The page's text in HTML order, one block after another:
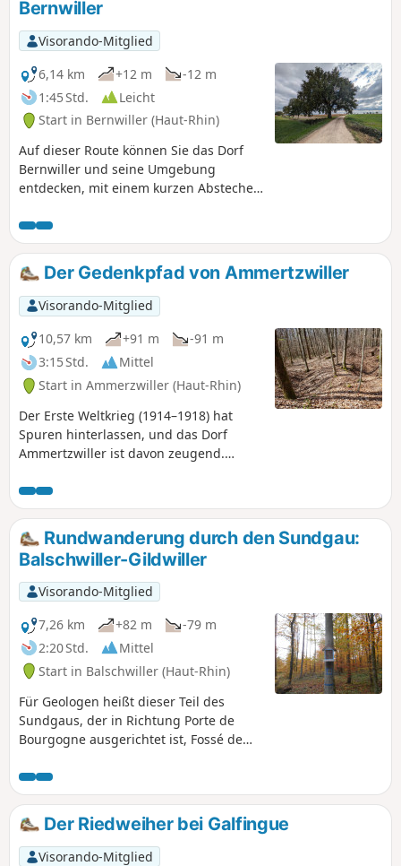
Bernwiller
Visorando-Mitglied
6,14 km
+12 m
-12 m
1:45 Std.
Leicht
Start in Bernwiller (Haut-Rhin)
Auf dieser Route können Sie das Dorf
Bernwiller und seine Umgebung
entdecken, mit einem kurzen Abstecher
kleinen Kapelle Notre-Dame de
l'Unterholz zu verweilen und sie zu
bewundern.
Der Gedenkpfad von Ammertzwiller
Visorando-Mitglied
10,57 km
+91 m
-91 m
3:15 Std.
Mittel
Start in Ammerzwiller (Haut-Rhin)
Der Erste Weltkrieg (1914–1918) hat
Spuren hinterlassen, und das Dorf
Ammertzwiller ist davon zeugend.
ergehen Sie auf diesem Gedenkweg
anhand verschiedener Überreste und
Geschichten mehr über diesen Konflikt.
Rundwanderung durch den Sundgau:
Balschwiller-Gildwiller
Visorando-Mitglied
7,26 km
+82 m
-79 m
2:20 Std.
Mittel
Start in Balschwiller (Haut-Rhin)
Für Geologen heißt dieser Teil des
Sundgaus, der in Richtung Porte de
Bourgogne ausgerichtet ist, Fossé de
Landschaft ragt nur ein bewaldeter
Hügel hervor. Auf seinem Gipfel steht
die Kirche von Gildwiller, auf die alle
Blicke und Gebete gerichtet sind.
Der Riedweiher bei Galfingue
Visorando-Mitglied